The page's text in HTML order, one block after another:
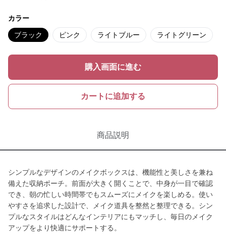
カラー
ブラック ピンク ライトブルー ライトグリーン
購入画面に進む
カートに追加する
商品説明
シンプルなデザインのメイクボックスは、機能性と美しさを兼ね
備えた収納ポーチ。前面が大きく開くことで、中身が一目で確認
でき、朝の忙しい時間帯でもスムーズにメイクを楽しめる。使い
やすさを追求した設計で、メイク道具を整然と整理できる。シン
プルなスタイルはどんなインテリアにもマッチし、毎日のメイク
アップをより快適にサポートする。